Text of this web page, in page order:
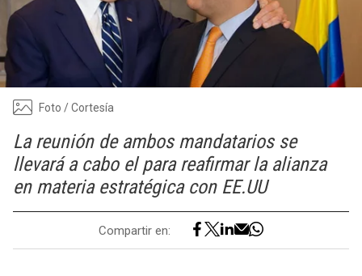
Foto / Cortesía
La reunión de ambos mandatarios se
llevará a cabo el para reafirmar la alianza
en materia estratégica con EE.UU
Compartir en: